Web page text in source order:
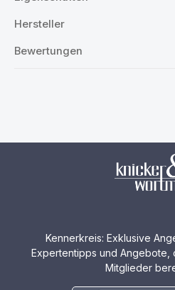
Hersteller
Bewertungen
Kennerkreis: Exklusive
Expertentipps und Angebote,
Mitglieder